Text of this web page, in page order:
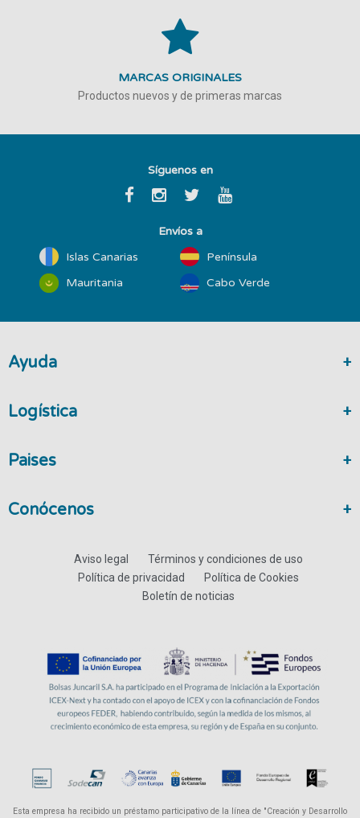
MARCAS ORIGINALES
Productos nuevos y de primeras marcas
Síguenos en
Envíos a
Islas Canarias
Península
Mauritania
Cabo Verde
Ayuda
Logística
Paises
Conócenos
Aviso legal
Términos y condiciones de uso
Política de privacidad
Política de Cookies
Boletín de noticias
Esta empresa ha recibido un préstamo participativo de la línea de "Creación y Desarrollo